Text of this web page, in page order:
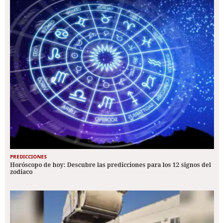
PREDICCIONES
Horóscopo de hoy: Descubre las predicciones para los 12 signos del
zodiaco